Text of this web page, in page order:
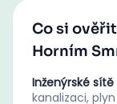
Co si
Horním
Inženýrské sítě
kanalizaci,